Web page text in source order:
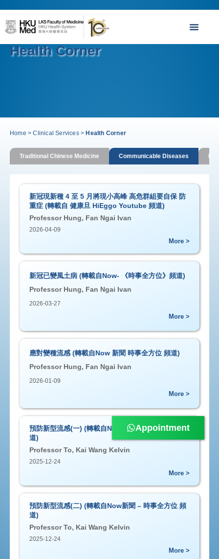
Health Corner
Home >Clinical Services> Health Corner
Traditional Chinese Medicine Communicable Diseases
新冠現新種 4 至 5 月將現小高峰 高危群組要自保 防
重症 (轉載自 健康旦 HiEggo Youtube 頻道)
Professor Hung, Fan Ngai Ivan
2026-04-09
More >
新冠已變風土病 (轉載自Now- 《時事全方位》頻道)
Professor Hung, Fan Ngai Ivan
2026-03-27
More >
應對變種流感 (轉載自Now 新聞 時事全方位 頻道)
Professor Hung, Fan Ngai Ivan
2026-01-09
More >
預防新型流感(一) (轉載自Now新聞 - 時事全方位 頻
道)
Professor To, Kai Wang Kelvin
2025-12-24
More >
預防新型流感(二) (轉載自Now新聞 – 時事全方位 頻
道)
Professor To, Kai Wang Kelvin
2025-12-24
More >
Appointment